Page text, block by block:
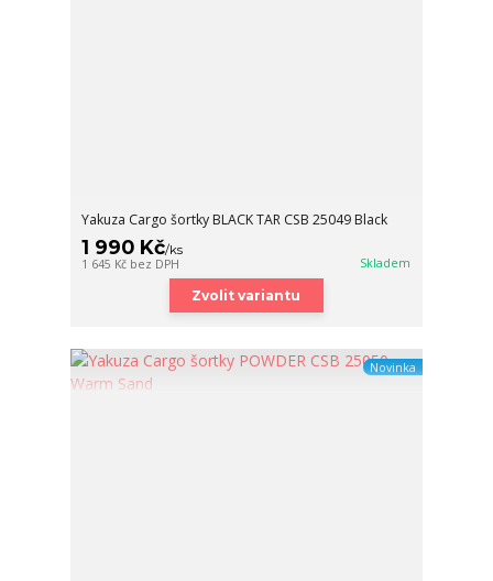
Yakuza Cargo šortky BLACK TAR CSB 25049 Black
1 990 Kč/ks
1 645 Kč bez DPH Skladem
Zvolit variantu
Novinka